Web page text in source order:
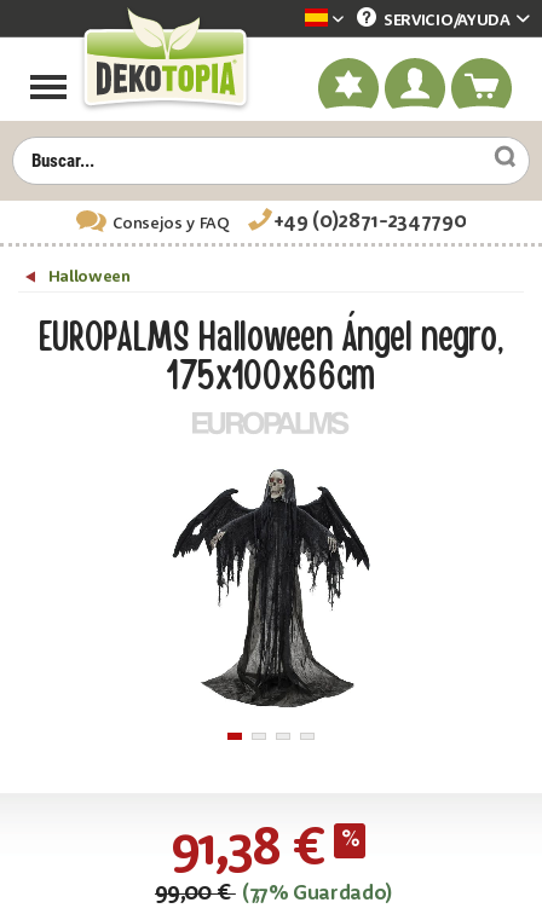
Dekotopia spanisch
SERVICIO/AYUDA
Consejos y FAQ +49 (0)2871-2347790
Halloween
EUROPALMS Halloween Ángel negro,
175x100x66cm
91,38 €
99,00 € (7,7% Guardado)